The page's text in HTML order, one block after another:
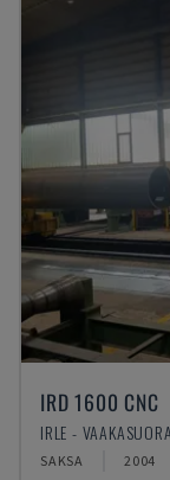
IRD 1600 CNC
IRLE -
SAKSA 2004